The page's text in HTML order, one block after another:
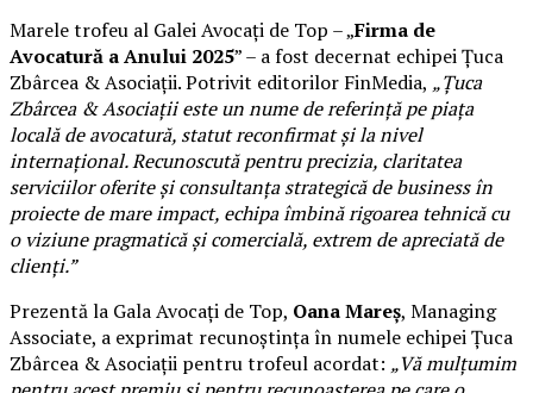
Marele trofeu al Galei Avocați de Top – „Firma de
Avocatură a Anului 2025” – a fost decernat echipei Țuca
Zbârcea & Asociații. Potrivit editorilor FinMedia, „Țuca
Zbârcea & Asociații este un nume de referință pe piața
locală de avocatură, statut reconfirmat și la nivel
internațional. Recunoscută pentru precizia, claritatea
serviciilor oferite și consultanța strategică de business în
proiecte de mare impact, echipa îmbină rigoarea tehnică cu
o viziune pragmatică și comercială, extrem de apreciată de
clienți.”
Prezentă la Gala Avocați de Top, Oana Mareș, Managing
Associate, a exprimat recunoștința în numele echipei Țuca
Zbârcea & Asociații pentru trofeul acordat: „Vă mulțumim